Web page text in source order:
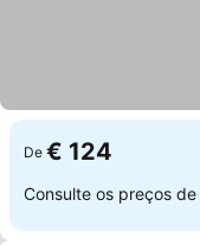
De € 124
Consulte os preços de